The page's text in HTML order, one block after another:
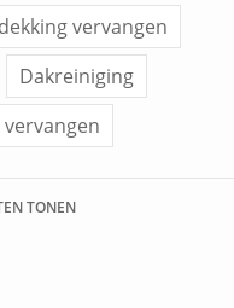
vervangen
Dakreiniging
TONEN